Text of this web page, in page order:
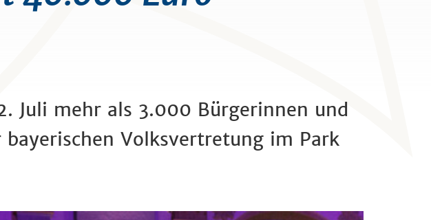
Juli mehr als 3.000 Bürgerinnen und
Volksvertretung im Park